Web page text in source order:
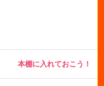
本棚に入れておこう！